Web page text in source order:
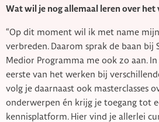
Wat wil je nog allemaal leren over het
“Op dit moment wil ik met name
verbreden. Daarom sprak de baan bij
Medior Programma me ook zo aan.
eerste van het werken bij
volg je daarnaast ook masterclasses
onderwerpen én krijg je toegang tot
kennisplatform. Hier vind je allerlei